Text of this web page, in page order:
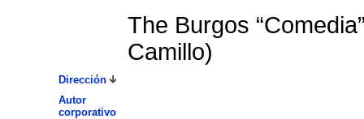
The Burgos
Camillo)
Dirección
Autor
corporativo